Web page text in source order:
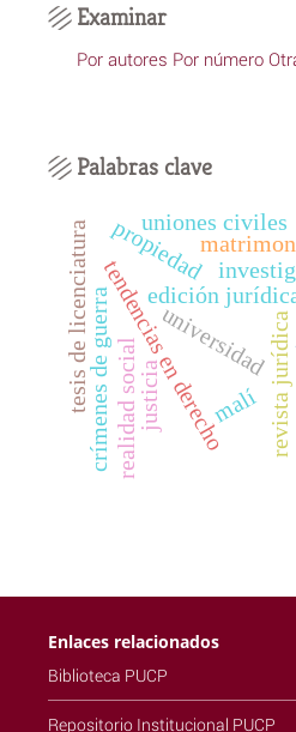
Examinar
Por autores Por número
Palabras clave
revista jurídica
edición
tendencias en derechomalí
crímenes de guerra
propiedad
universidad
realidad social
uniones civiles
tesis de licenciatura justicia
Enlaces relacionados
Biblioteca PUCP
Repositorio Institucional PUCP